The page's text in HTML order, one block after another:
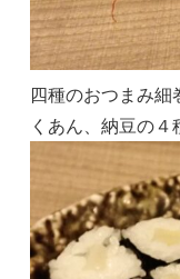
四種のおつまみ細
くあん、納豆の４